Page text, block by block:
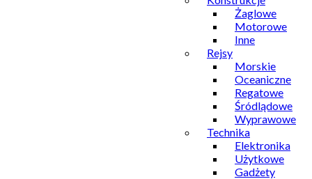
Żaglowe
Motorowe
Inne
Rejsy
Morskie
Oceaniczne
Regatowe
Śródlądowe
Wyprawowe
Technika
Elektronika
Użytkowe
Gadżety